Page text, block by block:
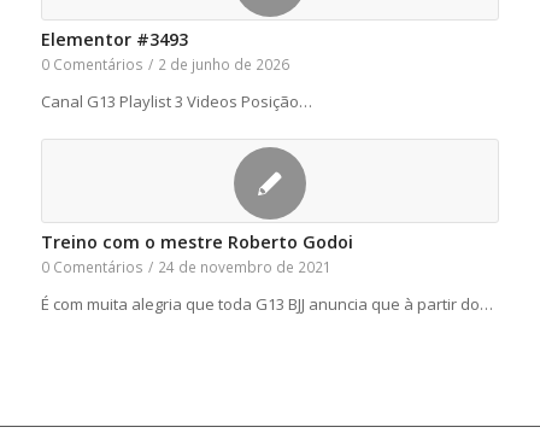
Elementor #3493
0 Comentários / 2 de junho de 2026
Canal G13 Playlist 3 Videos Posição…
Treino com o mestre Roberto Godoi
0 Comentários / 24 de novembro de 2021
É com muita alegria que toda G13 BJJ anuncia que à partir do…